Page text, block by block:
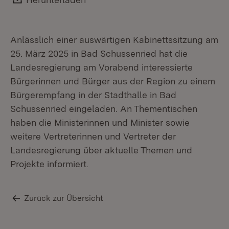
Anlässlich einer auswärtigen Kabinettssitzung am
25. März 2025 in Bad Schussenried hat die
Landesregierung am Vorabend interessierte
Bürgerinnen und Bürger aus der Region zu einem
Bürgerempfang in der Stadthalle in Bad
Schussenried eingeladen. An Thementischen
haben die Ministerinnen und Minister sowie
weitere Vertreterinnen und Vertreter der
Landesregierung über aktuelle Themen und
Projekte informiert.
Zurück zur Übersicht